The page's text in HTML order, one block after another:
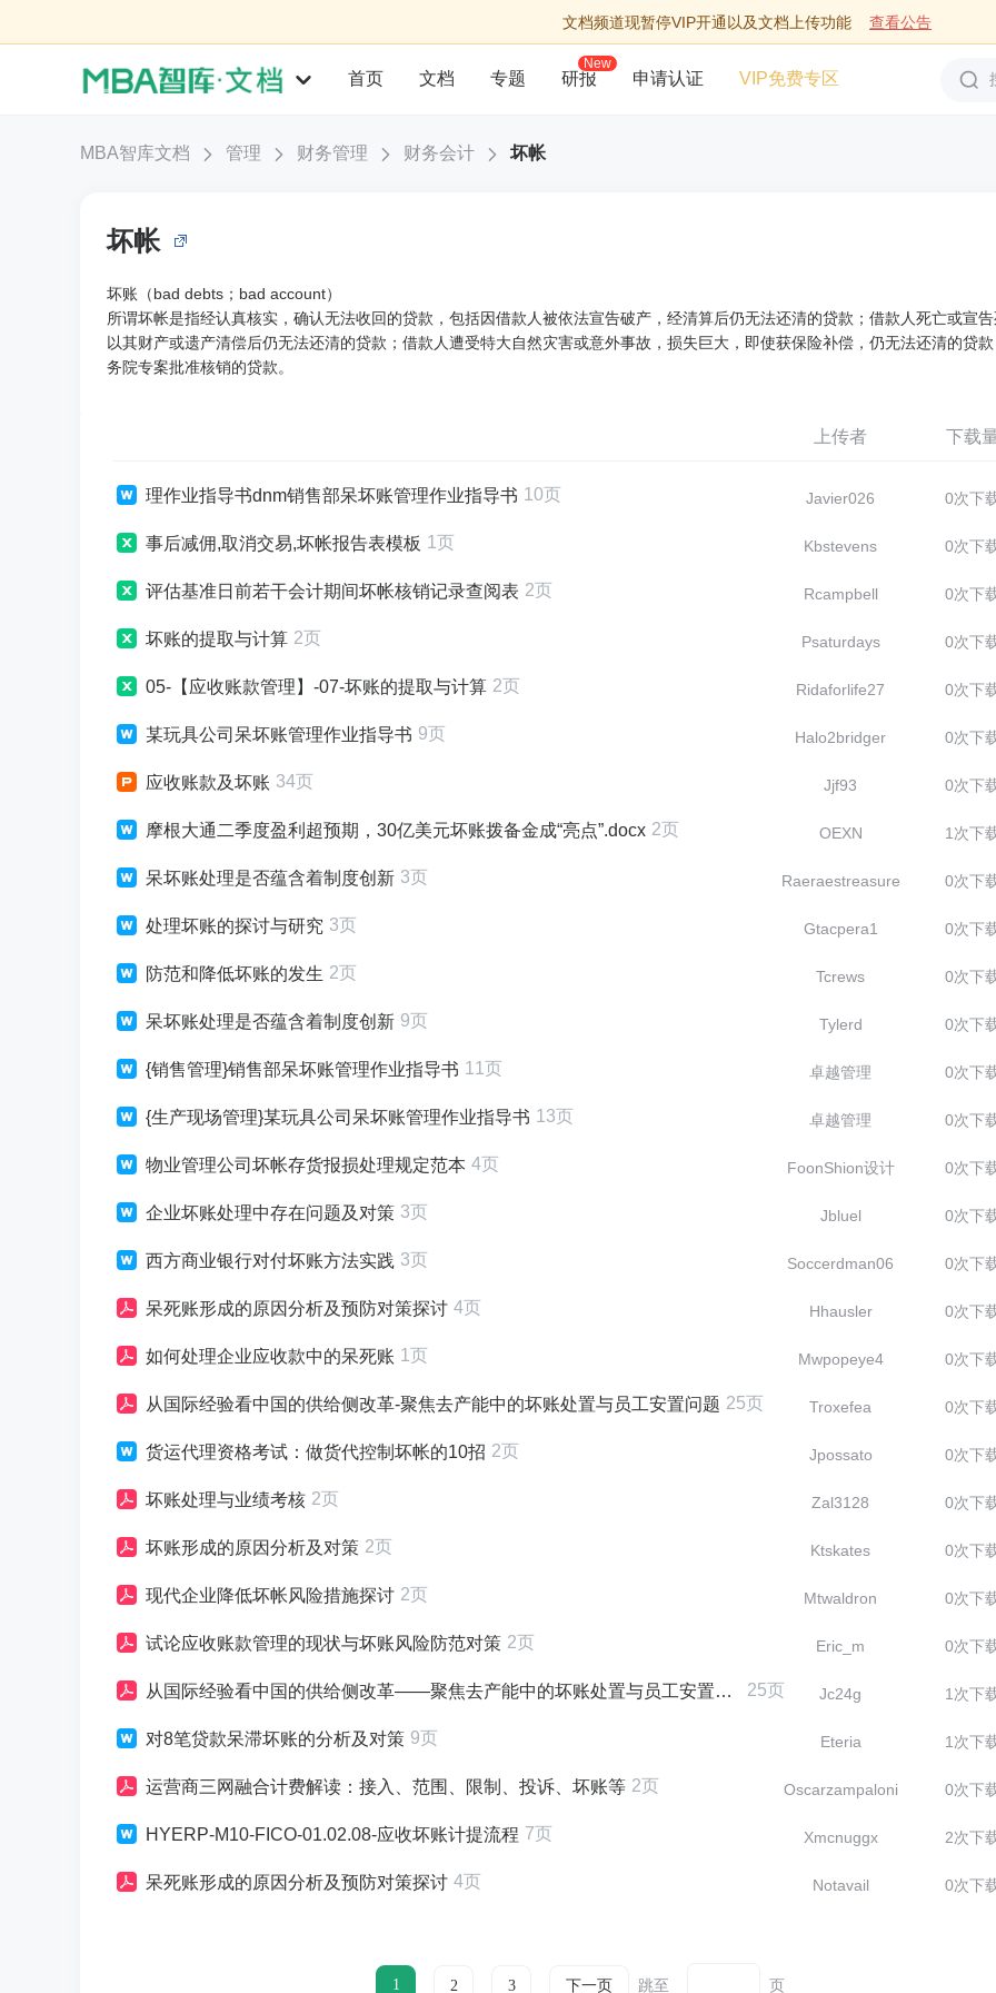
文档频道现暂停VIP开通以及文档上传功能 查看公告
首页 文档 专题 研报
New
申请认证 VIP免费专区
MBA智库文档 管理 财务管理 财务会计 坏帐
坏帐
坏账（bad debts；bad account）
所谓坏帐是指经认真核实，确认无法收回的贷款，包括因借款人被依法宣告破产，经清算后仍无法还清的贷款；借款人死亡或宣告
以其财产或遗产清偿后仍无法还清的贷款；借款人遭受特大自然灾害或意外事故，损失巨大，即使获保险补偿，仍无法还清的贷款
务院专案批准核销的贷款。
上传者 下载
理作业指导书dnm销售部呆坏账管理作业指导书 10页 Javier026 0次下
事后减佣,取消交易,坏帐报告表模板 1页 Kbstevens 0次下
评估基准日前若干会计期间坏帐核销记录查阅表 2页 Rcampbell 0次下
坏账的提取与计算 2页 Psaturdays 0次下
05-【应收账款管理】-07-坏账的提取与计算 2页 Ridaforlife27 0次下
某玩具公司呆坏账管理作业指导书 9页 Halo2bridger 0次下
应收账款及坏账 34页 Jjf93 0次下
摩根大通二季度盈利超预期，30亿美元坏账拨备金成“亮点”.docx 2页 OEXN 1次下
呆坏账处理是否蕴含着制度创新 3页 Raeraestreasure 0次下
处理坏账的探讨与研究 3页 Gtacpera1 0次下
防范和降低坏账的发生 2页 Tcrews 0次下
呆坏账处理是否蕴含着制度创新 9页 Tylerd 0次下
{销售管理}销售部呆坏账管理作业指导书 11页 卓越管理 0次下
{生产现场管理}某玩具公司呆坏账管理作业指导书 13页 卓越管理 0次下
物业管理公司坏帐存货报损处理规定范本 4页 FoonShion设计 0次下
企业坏账处理中存在问题及对策 3页 Jbluel 0次下
西方商业银行对付坏账方法实践 3页 Soccerdman06 0次下
呆死账形成的原因分析及预防对策探讨 4页 Hhausler 0次下
如何处理企业应收款中的呆死账 1页 Mwpopeye4 0次下
从国际经验看中国的供给侧改革-聚焦去产能中的坏账处置与员工安置问题 25页 Troxefea 0次下
货运代理资格考试：做货代控制坏帐的10招 2页 Jpossato 0次下
坏账处理与业绩考核 2页 Zal3128 0次下
坏账形成的原因分析及对策 2页 Ktskates 0次下
现代企业降低坏帐风险措施探讨 2页 Mtwaldron 0次下
试论应收账款管理的现状与坏账风险防范对策 2页 Eric_m 0次下
从国际经验看中国的供给侧改革——聚焦去产能中的坏账处置与员工安置问题 Mar 2016 CHN 25页 Jc24g 1次下
对8笔贷款呆滞坏账的分析及对策 9页 Eteria 1次下
运营商三网融合计费解读：接入、范围、限制、投诉、坏账等 2页 Oscarzampaloni 0次下
HYERP-M10-FICO-01.02.08-应收坏账计提流程 7页 Xmcnuggx 2次下
呆死账形成的原因分析及预防对策探讨 4页 Notavail 0次下
1 2 3 下一页 跳至 页